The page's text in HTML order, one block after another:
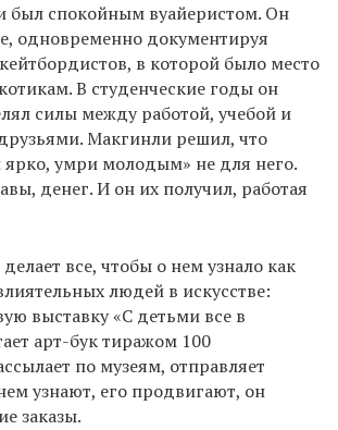
был спокойным вуайеристом. Он
одновременно документируя
в которой было место
В студенческие годы он
силы между работой, учебой и
Макгинли решил, что
умри молодым» не для него.
денег. И он их получил, работая
все, чтобы о нем узнало как
людей в искусстве:
выставку «С детьми все в
арт-бук тиражом 100
по музеям, отправляет
узнают, его продвигают, он
заказы.